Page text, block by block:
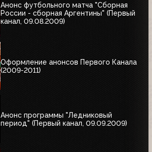
Анонс футбольного матча "Сборная
России - сборная Аргентины" (Первый
канал, 09.08.2009)
Оформление анонсов Первого Канала
(2009-2011)
Анонс программы "Ледниковый
период" (Первый канал, 09.09.2009)